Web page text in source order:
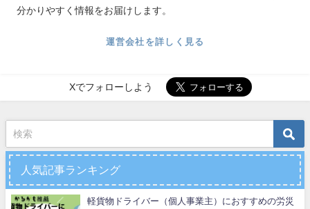
分かりやすく情報をお届けします。
運営会社を詳しく見る
Xでフォローしよう
人気記事ランキング
軽貨物ドライバー（個人事業主）におすすめの労災